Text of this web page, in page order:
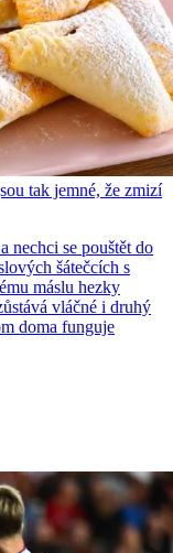
tak jemné, že zmizí
nechci se pouštět do
šátečcích s
máslu hezky
vláčné i druhý
doma funguje